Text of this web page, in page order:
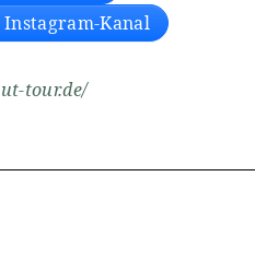
Instagram-Kanal
tour.de/